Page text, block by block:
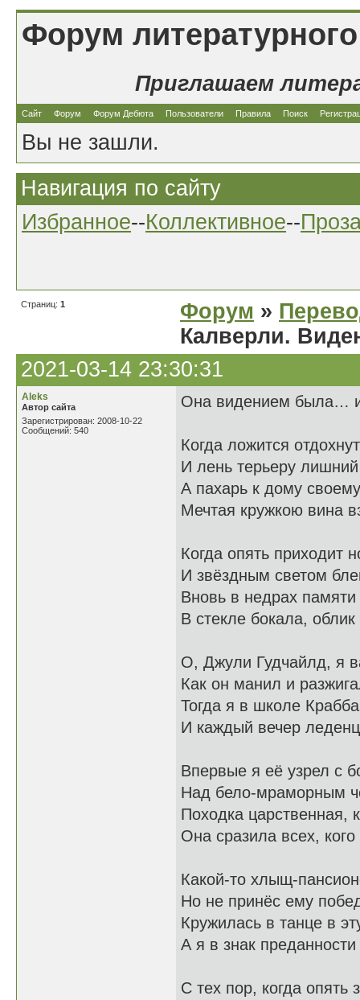
Форум
Приглашаем
Сайт Форум Форум Дебюта Пользователи Правила Поиск
Вы не зашли.
Навигация по сайту
Избранное--Коллективное--
Страниц: 1 Форум »
Калверли.
2021-03-14 23:30:31
Aleks
Автор сайта
Зарегистрирован: 2008-10-22
Сообщений: 540
Она видением была…
Когда ложится
И лень терьеру
А пахарь к дому
Мечтая кружкою вина
Когда опять приходит
И звёздным светом
Вновь в недрах памяти
В стекле бокала,
О, Джули Гудчайлд, я
Как он манил и
Тогда я в школе
И каждый вечер
Впервые я её узрел с
Над бело-мраморным
Походка царственная,
Она сразила всех,
Какой-то хлыщ-
Но не принёс ему
Кружилась в танце в
А я в знак
С тех пор, когда опять